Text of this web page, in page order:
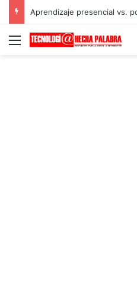
Aprendizaje presencial vs.
Menú